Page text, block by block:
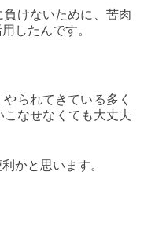
けないために、苦肉
したんです。
られてきている多く
なせなくても大丈夫
かと思います。